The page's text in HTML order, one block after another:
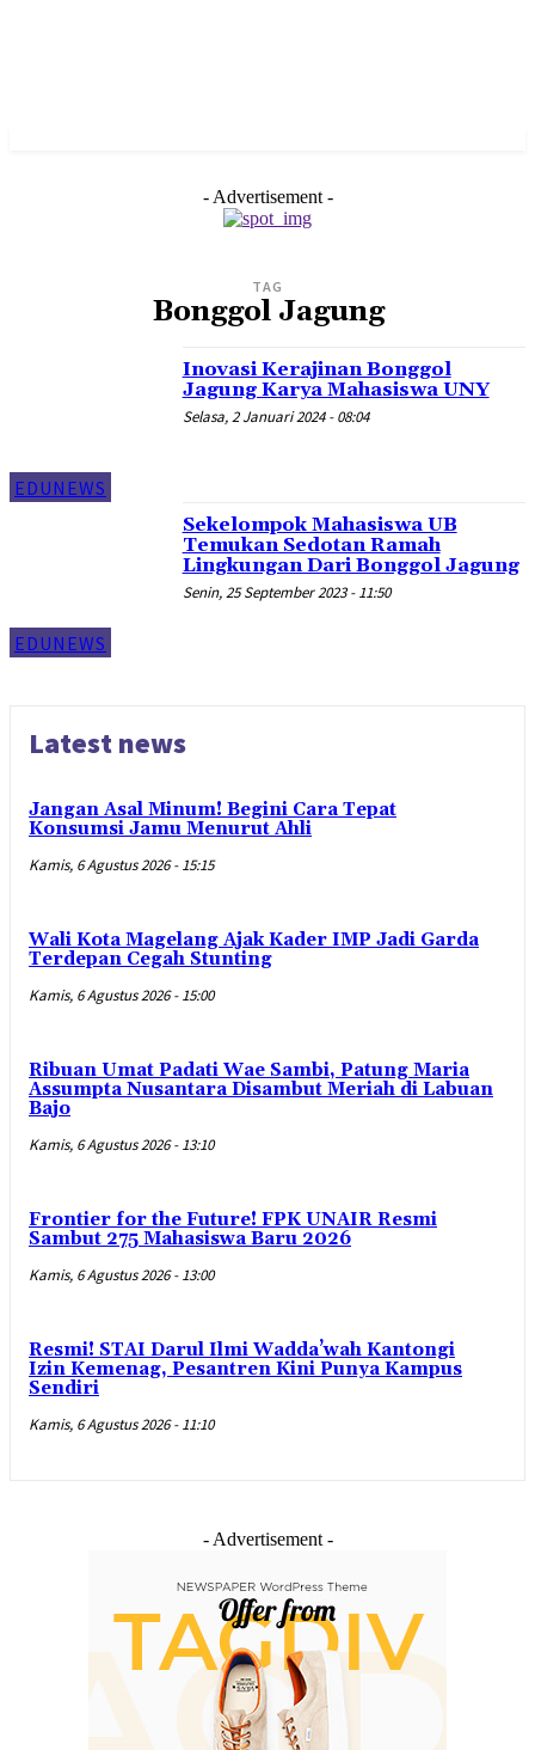
- Advertisement -
TAG
Bonggol Jagung
EDUNEWS
Inovasi Kerajinan Bonggol
Jagung Karya Mahasiswa UNY
Selasa, 2 Januari 2024 - 08:04
EDUNEWS
Sekelompok Mahasiswa UB
Temukan Sedotan Ramah
Lingkungan Dari Bonggol Jagung
Senin, 25 September 2023 - 11:50
Latest news
Jangan Asal Minum! Begini Cara Tepat
Konsumsi Jamu Menurut Ahli
Kamis, 6 Agustus 2026 - 15:15
Wali Kota Magelang Ajak Kader IMP Jadi Garda
Terdepan Cegah Stunting
Kamis, 6 Agustus 2026 - 15:00
Ribuan Umat Padati Wae Sambi, Patung Maria
Assumpta Nusantara Disambut Meriah di Labuan
Bajo
Kamis, 6 Agustus 2026 - 13:10
Frontier for the Future! FPK UNAIR Resmi
Sambut 275 Mahasiswa Baru 2026
Kamis, 6 Agustus 2026 - 13:00
Resmi! STAI Darul Ilmi Wadda’wah Kantongi
Izin Kemenag, Pesantren Kini Punya Kampus
Sendiri
Kamis, 6 Agustus 2026 - 11:10
- Advertisement -